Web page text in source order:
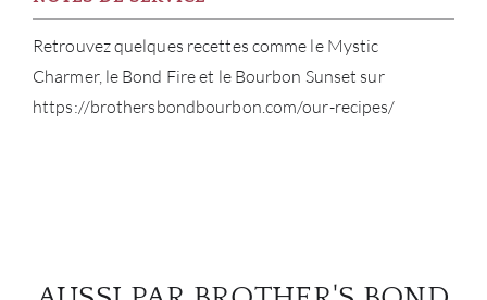
Retrouvez quelques recettes comme le Mystic
Charmer, le Bond Fire et le Bourbon Sunset sur
https://brothersbondbourbon.com/our-recipes/